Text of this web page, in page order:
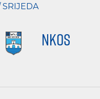
SRIJEDA
NKOS